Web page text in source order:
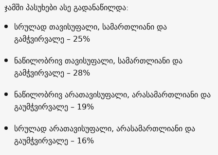
ჯამში პასუხები ასე გადანაწილდა:
სრულად თავისუფალი, სამართლიანი და
გამჭვირვალე – 25%
ნაწილობრივ თავისუფალი, სამართლიანი და
გამჭვირვალე – 28%
ნაწილობრივ არათავისუფალი, არასამართლიანი და
გაუმჭვირვალე – 19%
სრულად არათავისუფალი, არასამართლიანი და
გაუმჭვირვალე – 16%